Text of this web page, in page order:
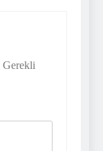
Gerekli